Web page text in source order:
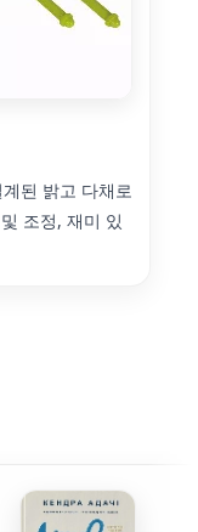
된 밝고 다채로
조정, 재미 있